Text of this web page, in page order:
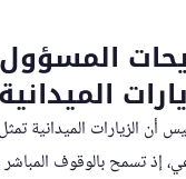
الميدانية
أن الزيارات الميدانية
إذ تسمح بالوقوف